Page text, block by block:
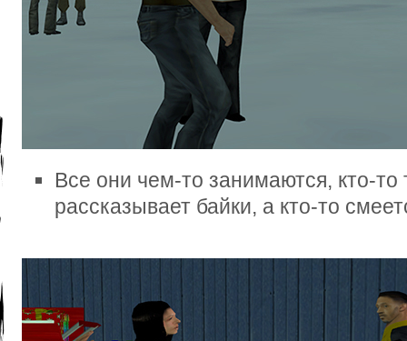
Все они чем-то занимаются, кто-то
рассказывает байки, а кто-то